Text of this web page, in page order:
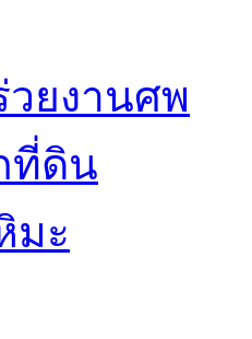
ยงานศพ
ที่ดิน
มะ